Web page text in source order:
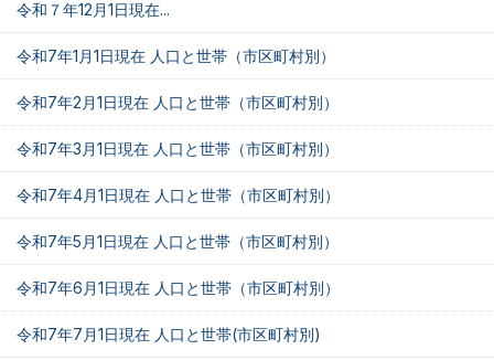
令和７年12月1日現在...
令和7年1月1日現在 人口と世帯（市区町村別）
令和7年2月1日現在 人口と世帯（市区町村別）
令和7年3月1日現在 人口と世帯（市区町村別）
令和7年4月1日現在 人口と世帯（市区町村別）
令和7年5月1日現在 人口と世帯（市区町村別）
令和7年6月1日現在 人口と世帯（市区町村別）
令和7年7月1日現在 人口と世帯(市区町村別)